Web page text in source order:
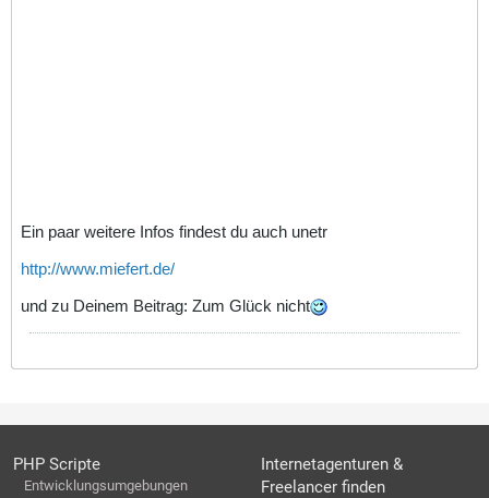
Ein paar weitere Infos findest du auch unetr
http://www.miefert.de/
und zu Deinem Beitrag: Zum Glück nicht
PHP Scripte
Entwicklungsumgebungen
Internetagenturen &
Freelancer finden